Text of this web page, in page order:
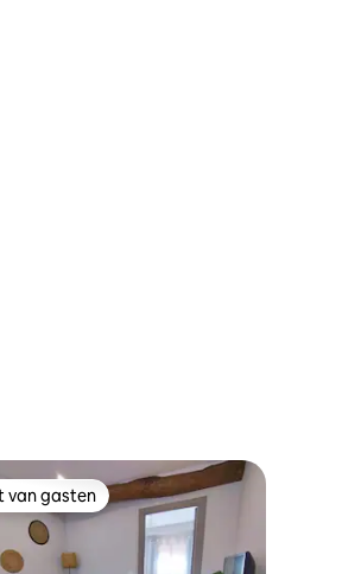
van gasten
van gasten